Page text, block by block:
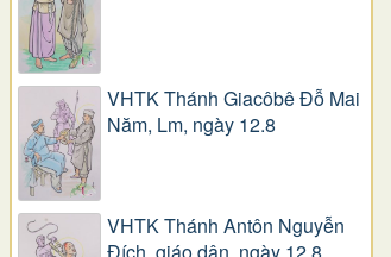
VHTK Thánh Giacôbê Ðỗ Mai
Năm, Lm, ngày 12.8
VHTK Thánh Antôn Nguyễn